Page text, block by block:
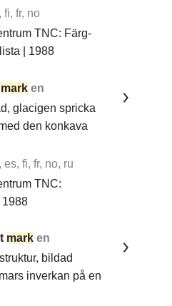
fi, fr, no
TNC: Färg-
| 1988
mark en
glacigen spricka
den konkava
es, fi, fr, no, ru
TNC:
1988
mark en
bildad
inverkan på en